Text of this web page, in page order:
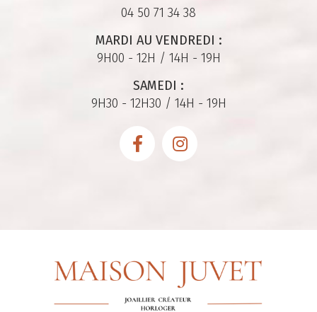
04 50 71 34 38
MARDI AU VENDREDI :
9H00 - 12H / 14H - 19H
SAMEDI :
9H30 - 12H30 / 14H - 19H